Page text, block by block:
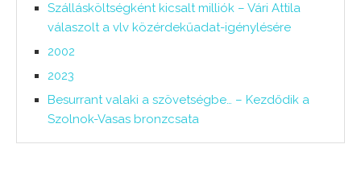
Szállásköltségként kicsalt milliók – Vári Attila
válaszolt a vlv közérdekűadat-igénylésére
2002
2023
Besurrant valaki a szövetségbe… – Kezdődik a
Szolnok-Vasas bronzcsata